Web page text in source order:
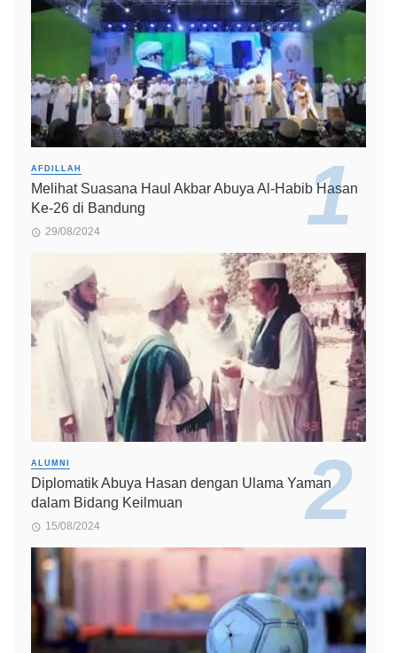
AFDILLAH
Melihat Suasana Haul Akbar Abuya Al-Habib Hasan
Ke-26 di Bandung
29/08/2024
ALUMNI
Diplomatik Abuya Hasan dengan Ulama Yaman
dalam Bidang Keilmuan
15/08/2024